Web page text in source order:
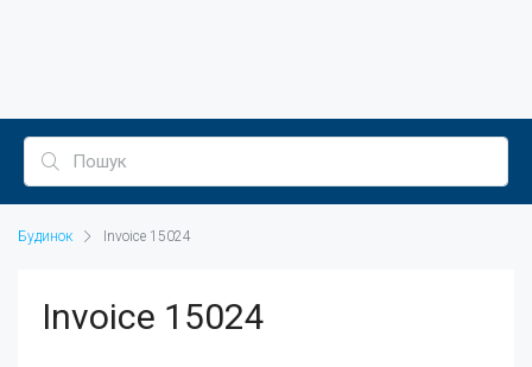
Будинок Invoice 15024
Invoice 15024